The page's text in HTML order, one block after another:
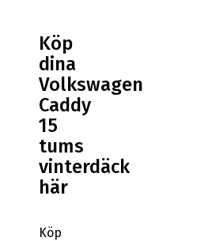
Köp
dina
Volkswagen
Caddy
15
tums
vinterdäck
här
Köp